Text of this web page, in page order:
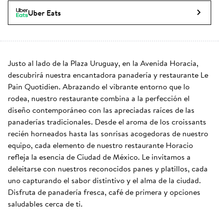
Uber Eats
Justo al lado de la Plaza Uruguay, en la Avenida Horacia,
descubrirá nuestra encantadora panadería y restaurante Le
Pain Quotidien. Abrazando el vibrante entorno que lo
rodea, nuestro restaurante combina a la perfección el
diseño contemporáneo con las apreciadas raíces de las
panaderías tradicionales. Desde el aroma de los croissants
recién horneados hasta las sonrisas acogedoras de nuestro
equipo, cada elemento de nuestro restaurante Horacio
refleja la esencia de Ciudad de México. Le invitamos a
deleitarse con nuestros reconocidos panes y platillos, cada
uno capturando el sabor distintivo y el alma de la ciudad.
Disfruta de panadería fresca, café de primera y opciones
saludables cerca de ti.